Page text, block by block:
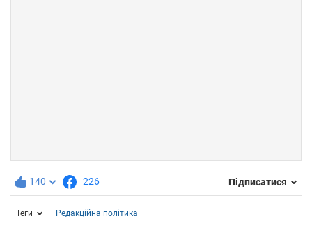
140 226 Підписатися
Теги Редакційна політика